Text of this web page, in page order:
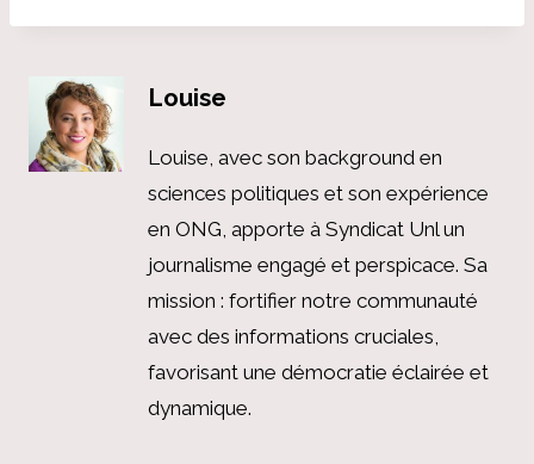
Louise
Louise, avec son background en
sciences politiques et son expérience
en ONG, apporte à Syndicat Unl un
journalisme engagé et perspicace. Sa
mission : fortifier notre communauté
avec des informations cruciales,
favorisant une démocratie éclairée et
dynamique.